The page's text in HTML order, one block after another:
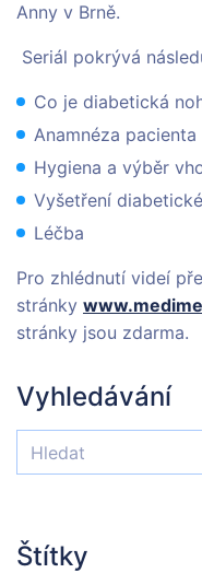
Anny v Brně.
Seriál pokrývá
Co je diabetická
Anamnéza pacienta
Hygiena a výběr
Vyšetření
Léčba
Pro zhlédnutí videí
stránky
stránky jsou zdarma.
Vyhledávání
Štítky